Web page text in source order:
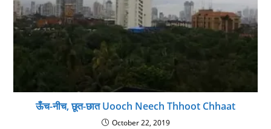
ऊँच-नीच, छूत-छात Uooch Neech Thhoot Chhaat
October 22, 2019